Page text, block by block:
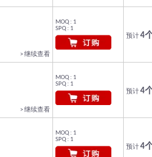
> 继续查看
MOQ : 1
SPQ : 1
预计4
> 继续查看
MOQ : 1
SPQ : 1
预计4
MOQ : 1
SPQ : 1
预计4